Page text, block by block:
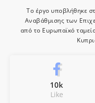
Το έργο υποβλήθηκε
Αναβάθμισης των
από το Ευρωπαϊκό
10k
Like